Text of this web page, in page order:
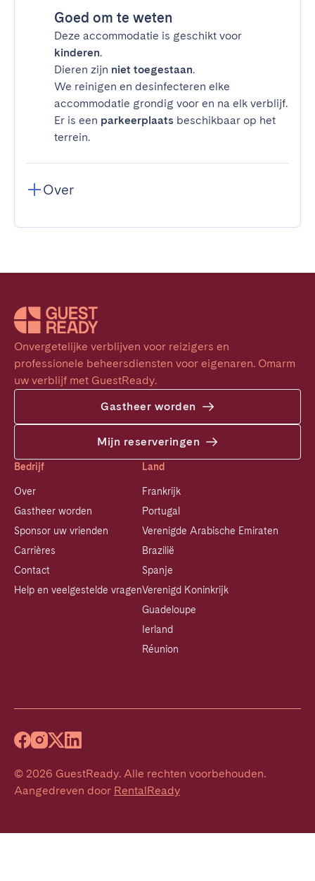
Goed om te weten
Deze accommodatie is geschikt voor
kinderen.
Dieren zijn niet toegestaan.
We reinigen en desinfecteren elke
accommodatie grondig voor en na elk verblijf.
Er is een parkeerplaats beschikbaar op het
terrein.
Over
Onvergetelijke verblijven voor reizigers en
professionele beheersdiensten voor eigenaren. Omarm
uw verblijf met GuestReady.
Gastheer worden
Mijn reserveringen
Bedrijf
Over
Gastheer worden
Sponsor uw vrienden
Carrières
Contact
Help en veelgestelde vragen
Land
Frankrijk
Portugal
Verenigde Arabische Emiraten
Brazilië
Spanje
Verenigd Koninkrijk
Guadeloupe
Ierland
Réunion
© 2026 GuestReady. Alle rechten voorbehouden.
Aangedreven door RentalReady